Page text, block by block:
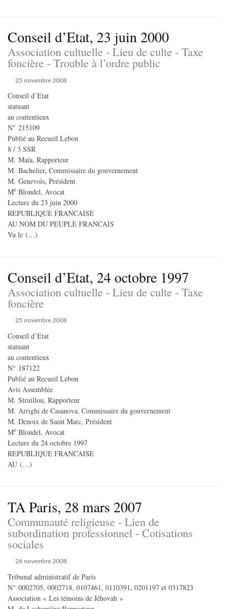
Conseil d’Etat, 23 juin 2000
Association cultuelle - Lieu de culte - Taxe
foncière - Trouble à l’ordre public
25 novembre 2008
Conseil d’Etat
statuant
au contentieux
N° 215109
Publié au Recueil Lebon
8 / 3 SSR
M. Maïa, Rapporteur
M. Bachelier, Commissaire du gouvernement
M. Genevois, Président
Me Blondel, Avocat
Lecture du 23 juin 2000
REPUBLIQUE FRANCAISE
AU NOM DU PEUPLE FRANCAIS
Vu le (…)
Conseil d’Etat, 24 octobre 1997
Association cultuelle - Lieu de culte - Taxe
foncière
25 novembre 2008
Conseil d’Etat
statuant
au contentieux
N° 187122
Publié au Recueil Lebon
Avis Assemblée
M. Struillou, Rapporteur
M. Arrighi de Casanova, Commissaire du gouvernement
M. Denoix de Saint Marc, Président
Me Blondel, Avocat
Lecture du 24 octobre 1997
REPUBLIQUE FRANCAISE
AU (…)
TA Paris, 28 mars 2007
Communauté religieuse - Lien de
subordination professionnel - Cotisations
sociales
26 novembre 2008
Tribunal administratif de Paris
N° 0002705, 0002718, 0107461, 0110391, 0201197 et 0317823
Association « Les témoins de Jéhovah »